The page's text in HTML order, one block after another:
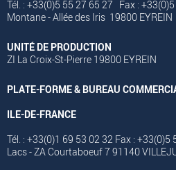
Tél. : +33(0)5 55 27 65 27 Fax :
Montane - Allée des Iris 19800 EYREIN
UNITÉ DE PRODUCTION
ZI La Croix-St-Pierre 19800 EYREIN
PLATE-FORME & BUREAU
ILE-DE-FRANCE
Tél. : +33(0)1 69 53 02 32 Fax :
Lacs - ZA Courtaboeuf 7 91140